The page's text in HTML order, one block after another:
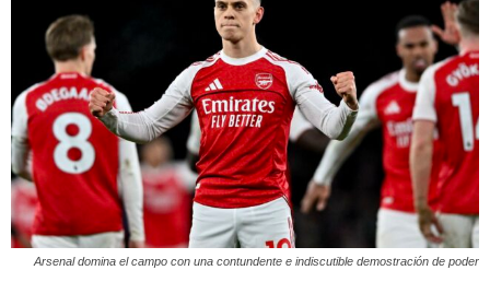
Arsenal domina el campo con una contundente e indiscutible demostración de poder